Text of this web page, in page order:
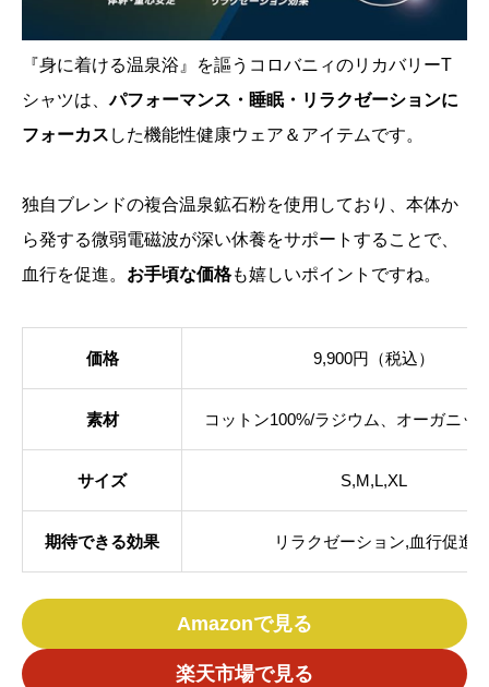
『身に着ける温泉浴』を謳うコロバニィのリカバリーT
シャツは、パフォーマンス・睡眠・リラクゼーションに
フォーカス した機能性健康ウェア＆アイテムです。
独自ブレンドの複合温泉鉱石粉を使用しており、本体か
ら発する微弱電磁波が深い休養をサポートすることで、
血行を促進。 お手頃な価格も嬉しいポイントですね。
価格 9,900円（税込）
素材 コットン100%/ラジウム、オーガニッ
サイズ S,M,L,XL
期待できる効果 リラクゼーション,血行促進
Amazonで見る
楽天市場で見る